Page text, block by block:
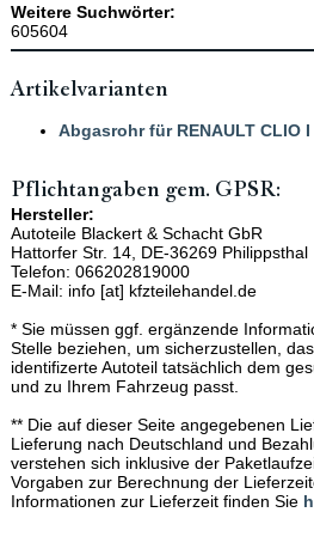
Weitere Suchwörter:
605604
Artikelvarianten
Abgasrohr für RENAULT CLIO I
Pflichtangaben gem. GPSR:
Hersteller:
Autoteile Blackert & Schacht GbR
Hattorfer Str. 14, DE-36269 Philippsthal
Telefon: 066202819000
E-Mail: info [at] kfzteilehandel.de
* Sie müssen ggf. ergänzende
Stelle beziehen, um sicherzustellen,
identifizerte Autoteil tatsächlich dem
und zu Ihrem Fahrzeug passt.
** Die auf dieser Seite angegebenen
Lieferung nach Deutschland und
verstehen sich inklusive der
Vorgaben zur Berechnung der
Informationen zur Lieferzeit finden Sie